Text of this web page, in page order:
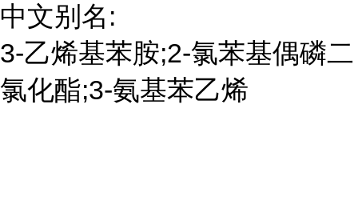
中文别名:
3-乙烯基苯胺;2-氯苯基偶磷二
氯化酯;3-氨基苯乙烯